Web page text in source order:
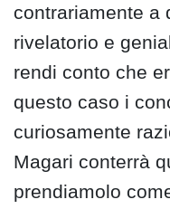
contrariamente a
rivelatorio e
rendi conto che
questo caso i
curiosamente
Magari conterrà
prendiamolo